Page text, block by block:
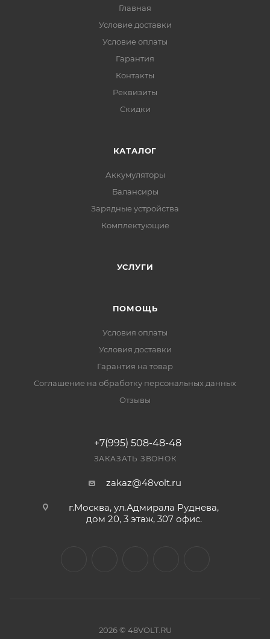
Главная
Условие доставки
Условие оплаты
Гарантия
Контакты
Реквизиты
Скидки
КАТАЛОГ
Аккумуляторы
Балансиры
Зарядные устройства
Комплектующие
УСЛУГИ
ПОМОЩЬ
Условия оплаты
Условия доставки
Гарантия на товар
Соглашение на обработку персональных данных
Отзывы
+7(995) 508-48-48
ЗАКАЗАТЬ ЗВОНОК
zakaz@48volt.ru
г.Москва, ул.Адмирала Руднева,
дом 20, 3 этаж, 307 офис.
2026 © 48VOLT.RU